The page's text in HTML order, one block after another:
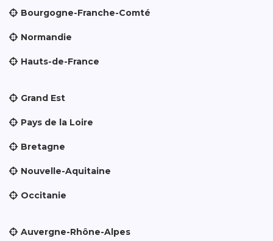
Bourgogne-Franche-Comté
Normandie
Hauts-de-France
Grand Est
Pays de la Loire
Bretagne
Nouvelle-Aquitaine
Occitanie
Auvergne-Rhône-Alpes